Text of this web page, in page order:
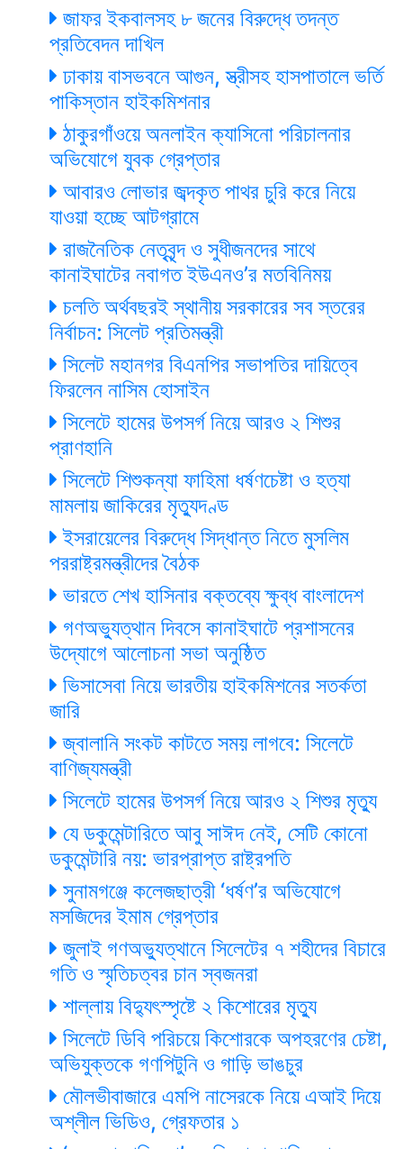
জাফর ইকবালসহ ৮ জনের বিরুদ্ধে তদন্ত
প্রতিবেদন দাখিল
ঢাকায় বাসভবনে আগুন, স্ত্রীসহ হাসপাতালে ভর্তি
পাকিস্তান হাইকমিশনার
ঠাকুরগাঁওয়ে অনলাইন ক্যাসিনো পরিচালনার
অভিযোগে যুবক গ্রেপ্তার
আবারও লোভার জব্দকৃত পাথর চুরি করে নিয়ে
যাওয়া হচ্ছে আটগ্রামে
রাজনৈতিক নেতৃবৃন্দ ও সুধীজনদের সাথে
কানাইঘাটের নবাগত ইউএনও’র মতবিনিময়
চলতি অর্থবছরই স্থানীয় সরকারের সব স্তরের
নির্বাচন: সিলেট প্রতিমন্ত্রী
সিলেট মহানগর বিএনপির সভাপতির দায়িত্বে
ফিরলেন নাসিম হোসাইন
সিলেটে হামের উপসর্গ নিয়ে আরও ২ শিশুর
প্রাণহানি
সিলেটে শিশুকন্যা ফাহিমা ধর্ষণচেষ্টা ও হত্যা
মামলায় জাকিরের মৃত্যুদণ্ড
ইসরায়েলের বিরুদ্ধে সিদ্ধান্ত নিতে মুসলিম
পররাষ্ট্রমন্ত্রীদের বৈঠক
ভারতে শেখ হাসিনার বক্তব্যে ক্ষুব্ধ বাংলাদেশ
গণঅভ্যুত্থান দিবসে কানাইঘাটে প্রশাসনের
উদ্যোগে আলোচনা সভা অনুষ্ঠিত
ভিসাসেবা নিয়ে ভারতীয় হাইকমিশনের সতর্কতা
জারি
জ্বালানি সংকট কাটতে সময় লাগবে: সিলেটে
বাণিজ্যমন্ত্রী
সিলেটে হামের উপসর্গ নিয়ে আরও ২ শিশুর মৃত্যু
যে ডকুমেন্টারিতে আবু সাঈদ নেই, সেটি কোনো
ডকুমেন্টারি নয়: ভারপ্রাপ্ত রাষ্ট্রপতি
সুনামগঞ্জে কলেজছাত্রী ‘ধর্ষণ’র অভিযোগে
মসজিদের ইমাম গ্রেপ্তার
জুলাই গণঅভ্যুত্থানে সিলেটের ৭ শহীদের বিচারে
গতি ও স্মৃতিচত্বর চান স্বজনরা
শাল্লায় বিদ্যুৎস্পৃষ্টে ২ কিশোরের মৃত্যু
সিলেটে ডিবি পরিচয়ে কিশোরকে অপহরণের চেষ্টা,
অভিযুক্তকে গণপিটুনি ও গাড়ি ভাঙচুর
মৌলভীবাজারে এমপি নাসেরকে নিয়ে এআই দিয়ে
অশ্লীল ভিডিও, গ্রেফতার ১